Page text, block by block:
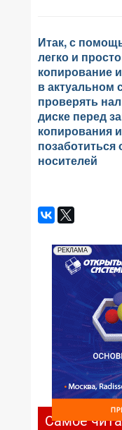
Итак, с
легко и
копирование
в актуальном
проверять
диске перед
копирования
носителей
РЕКЛАМА
Самое